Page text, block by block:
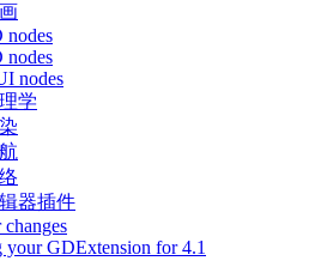
nodes
nodes
nodes
学
器插件
your GDExtension for 4.1